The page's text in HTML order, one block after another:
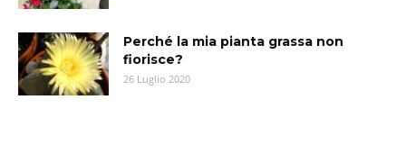
Perché la mia pianta grassa non
fiorisce?
26 Luglio 2020